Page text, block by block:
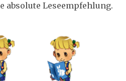
absolute Leseempfehlung.